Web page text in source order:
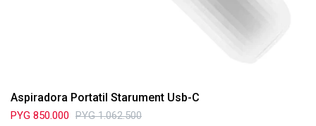
Aspiradora Portatil Starument Usb-C
PYG 850.000 PYG 1.062.500